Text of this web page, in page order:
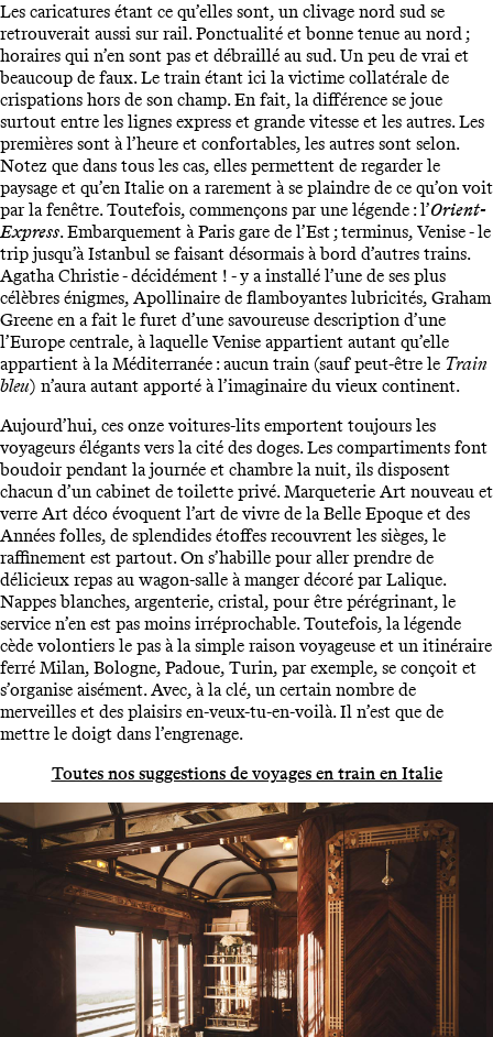
Les caricatures étant ce qu’elles sont, un clivage nord sud se
retrouverait aussi sur rail. Ponctualité et bonne tenue au nord ;
horaires qui n’en sont pas et débraillé au sud. Un peu de vrai et
beaucoup de faux. Le train étant ici la victime collatérale de
crispations hors de son champ. En fait, la différence se joue
surtout entre les lignes express et grande vitesse et les autres. Les
premières sont à l’heure et confortables, les autres sont selon.
Notez que dans tous les cas, elles permettent de regarder le
paysage et qu’en Italie on a rarement à se plaindre de ce qu’on voit
par la fenêtre. Toutefois, commençons par une légende : l’Orient-
Express. Embarquement à Paris gare de l’Est ; terminus, Venise - le
trip jusqu’à Istanbul se faisant désormais à bord d’autres trains.
Agatha Christie - décidément ! - y a installé l’une de ses plus
célèbres énigmes, Apollinaire de flamboyantes lubricités, Graham
Greene en a fait le furet d’une savoureuse description d’une
l’Europe centrale, à laquelle Venise appartient autant qu’elle
appartient à la Méditerranée : aucun train (sauf peut-être le Train
bleu) n’aura autant apporté à l’imaginaire du vieux continent.
Aujourd’hui, ces onze voitures-lits emportent toujours les
voyageurs élégants vers la cité des doges. Les compartiments font
boudoir pendant la journée et chambre la nuit, ils disposent
chacun d’un cabinet de toilette privé. Marqueterie Art nouveau et
verre Art déco évoquent l’art de vivre de la Belle Epoque et des
Années folles, de splendides étoffes recouvrent les sièges, le
raffinement est partout. On s’habille pour aller prendre de
délicieux repas au wagon-salle à manger décoré par Lalique.
Nappes blanches, argenterie, cristal, pour être pérégrinant, le
service n’en est pas moins irréprochable. Toutefois, la légende
cède volontiers le pas à la simple raison voyageuse et un itinéraire
ferré Milan, Bologne, Padoue, Turin, par exemple, se conçoit et
s’organise aisément. Avec, à la clé, un certain nombre de
merveilles et des plaisirs en-veux-tu-en-voilà. Il n’est que de
mettre le doigt dans l’engrenage.
Toutes nos suggestions de voyages en train en Italie